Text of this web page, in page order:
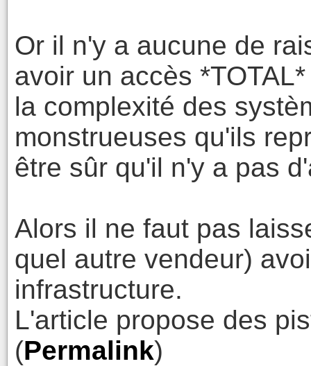
Or il n'y a aucune de
avoir un accès
la complexité des
monstrueuses qu'ils
être sûr qu'il n'y a pas
Alors il ne faut pas
quel autre vendeur)
infrastructure.
L'article propose des
(Permalink)